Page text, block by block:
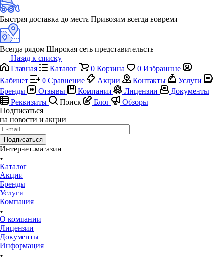
Быстрая доставка до места Привозим всегда вовремя
Всегда рядом Широкая сеть представительств
Назад к списку
Главная
Каталог 0 Корзина 0 Избранные
Кабинет
0 Сравнение Акции Контакты
Услуги
Бренды
Отзывы Компания Лицензии
Документы
Реквизиты
Поиск Блог
Обзоры
Подписаться
на новости и акции
Подписаться
Интернет-магазин
Каталог
Акции
Бренды
Услуги
Компания
О компании
Лицензии
Документы
Информация